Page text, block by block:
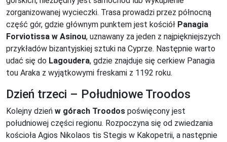
zorganizowanej wycieczki. Trasa prowadzi przez północną
część gór, gdzie głównym punktem jest kościół Panagia
Forviotissa w Asinou, uznawany za jeden z najpiękniejszych
przykładów bizantyjskiej sztuki na Cyprze. Następnie warto
udać się do Lagoudera, gdzie znajduje się cerkiew Panagia
tou Araka z wyjątkowymi freskami z 1192 roku.
Dzień trzeci – Południowe Troodos
Kolejny dzień w górach Troodos poświęcony jest
południowej części regionu. Rozpoczyna się od zwiedzania
kościoła Agios Nikolaos tis Stegis w Kakopetrii, a następnie